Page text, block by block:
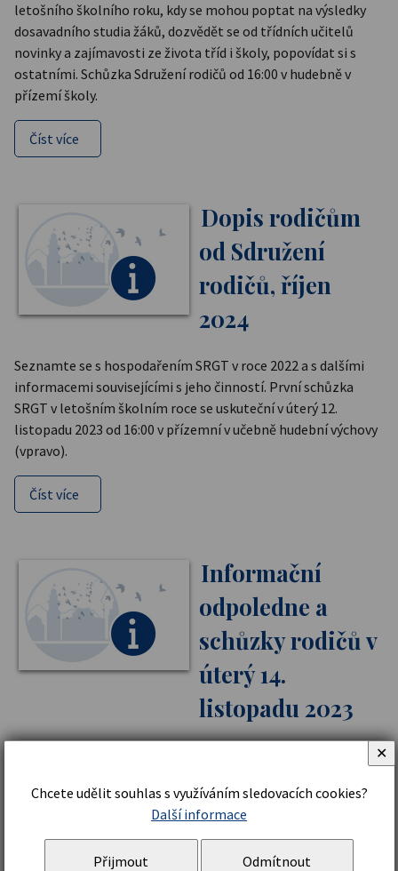
letošního školního roku, kdy se mohou poptat na výsledky
dosavadního studia žáků, dozvědět se od třídních učitelů
novinky a zajímavosti ze života tříd i školy, popovídat si s
ostatními. Schůzka Sdružení rodičů od 16:00 v hudebně v
přízemí školy.
Číst více
Dopis rodičům
od Sdružení
rodičů, říjen
2024
Seznamte se s hospodařením SRGT v roce 2022 a s dalšími
informacemi souvisejícími s jeho činností. První schůzka
SRGT v letošním školním roce se uskuteční v úterý 12.
listopadu 2023 od 16:00 v přízemní v učebně hudební výchovy
(vpravo).
Číst více
Informační
odpoledne a
schůzky rodičů v
úterý 14.
listopadu 2023
dosavadního studia žáků, dozvědět se od třídních učitelů
novinky a zajímavosti ze života tříd i školy, popovídat si s
ostatními, využít možnosti přednášky či besedy se školní
psycholožkou. Schůzka Sdružení rodičů od 16:00 v hudebně v
Chcete udělit souhlas s využíváním sledovacích cookies?
Další informace
Přijmout Odmítnout
✕